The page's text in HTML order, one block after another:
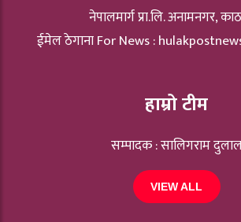
नेपालमार्ग प्रा.लि. अनामनगर,
ईमेल ठेगाना For News :
हाम्रो टीम
सम्पादक : सालिगराम
VIEW ALL